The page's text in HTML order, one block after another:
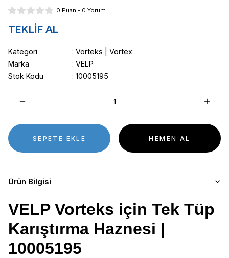
0 Puan - 0 Yorum
TEKLİF AL
Kategori
Vorteks | Vortex
Marka
VELP
Stok Kodu
10005195
SEPETE EKLE HEMEN AL
Ürün Bilgisi
VELP Vorteks için Tek Tüp
Karıştırma Haznesi |
10005195